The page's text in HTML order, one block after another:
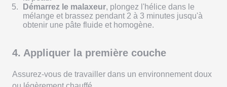
Démarrez le malaxeur, plongez l'hélice dans le
mélange et brassez pendant 2 à 3 minutes jusqu'à
obtenir une pâte fluide et homogène.
4. Appliquer la première couche
Assurez-vous de travailler dans un environnement doux